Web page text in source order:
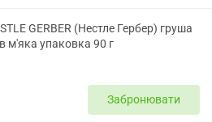
GERBER (Нестле Гербер) груша
м'яка упаковка 90 г
Забронювати